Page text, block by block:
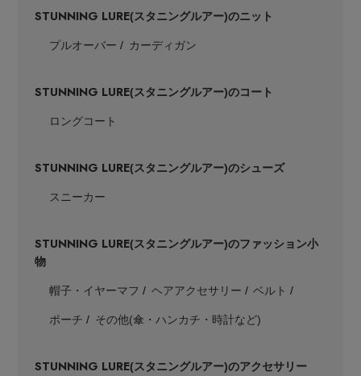
STUNNING LURE(スタニングルアー)のニット
プルオーバー カーディガン
STUNNING LURE(スタニングルアー)のコート
ロングコート
STUNNING LURE(スタニングルアー)のシューズ
スニーカー
STUNNING LURE(スタニングルアー)のファッション小
物
帽子・イヤーマフ ヘアアクセサリー ベルト
ポーチ その他(傘・ハンカチ・時計など)
STUNNING LURE(スタニングルアー)のアクセサリー